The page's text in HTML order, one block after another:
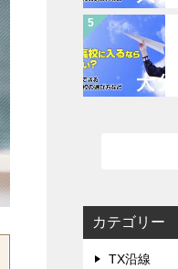
カテゴリー
TX沿線